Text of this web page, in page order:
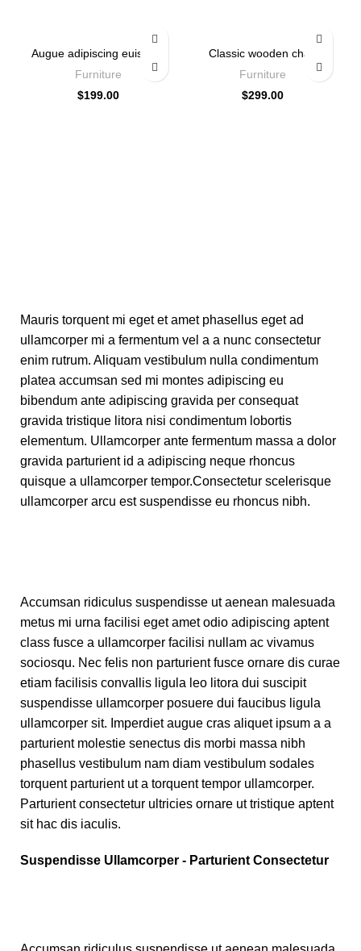
Augue adipiscing euismod
Furniture
$199.00
Classic wooden chair
Furniture
$299.00
Mauris torquent mi eget et amet phasellus eget ad
ullamcorper mi a fermentum vel a a nunc consectetur
enim rutrum. Aliquam vestibulum nulla condimentum
platea accumsan sed mi montes adipiscing eu
bibendum ante adipiscing gravida per consequat
gravida tristique litora nisi condimentum lobortis
elementum. Ullamcorper ante fermentum massa a dolor
gravida parturient id a adipiscing neque rhoncus
quisque a ullamcorper tempor.Consectetur scelerisque
ullamcorper arcu est suspendisse eu rhoncus nibh.
Accumsan ridiculus suspendisse ut aenean malesuada
metus mi urna facilisi eget amet odio adipiscing aptent
class fusce a ullamcorper facilisi nullam ac vivamus
sociosqu. Nec felis non parturient fusce ornare dis curae
etiam facilisis convallis ligula leo litora dui suscipit
suspendisse ullamcorper posuere dui faucibus ligula
ullamcorper sit. Imperdiet augue cras aliquet ipsum a a
parturient molestie senectus dis morbi massa nibh
phasellus vestibulum nam diam vestibulum sodales
torquent parturient ut a torquent tempor ullamcorper.
Parturient consectetur ultricies ornare ut tristique aptent
sit hac dis iaculis.
Suspendisse Ullamcorper - Parturient Consectetur